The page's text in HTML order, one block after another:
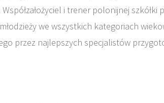
i trener polonijnej szkółki
we wszystkich kategoriach
przez najlepszych specjalistów